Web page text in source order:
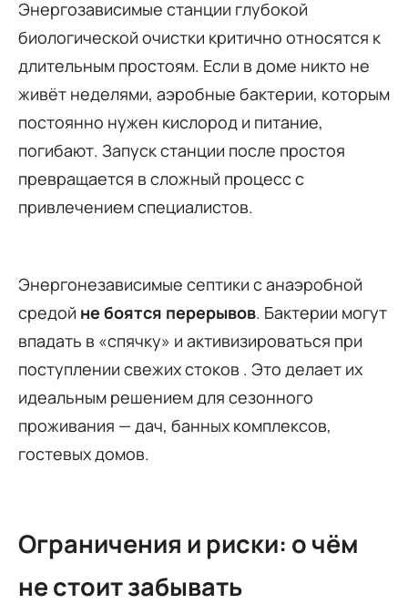
Энергозависимые станции глубокой
биологической очистки критично относятся к
длительным простоям. Если в доме никто не
живёт неделями, аэробные бактерии, которым
постоянно нужен кислород и питание,
погибают. Запуск станции после простоя
превращается в сложный процесс с
привлечением специалистов.
Энергонезависимые септики с анаэробной
средой не боятся перерывов. Бактерии могут
впадать в «спячку» и активизироваться при
поступлении свежих стоков . Это делает их
идеальным решением для сезонного
проживания — дач, банных комплексов,
гостевых домов.
Ограничения и риски: о чём
не стоит забывать